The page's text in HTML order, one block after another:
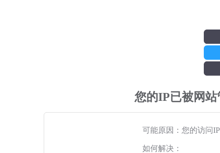
您的IP已被网
可能原因：您的访问
如何解决：